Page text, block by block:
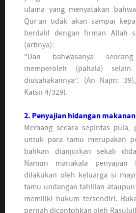
ulama yang menyatakan
Qur’an tidak akan sampai
berdalil dengan firman Allah
(artinya):
“Dan bahwasanya
memperoleh (pahala)
diusahakannya”. (An Najm:
Katsir 4/329).
2. Penyajian hidangan
Memang secara sepintas pula,
untuk para tamu merupakan
bahkan dianjurkan sekali
Namun manakala penyajian
dilakukan oleh keluarga si
tamu undangan tahlilan
memiliki hukum tersendiri.
pernah dicontohkan oleh